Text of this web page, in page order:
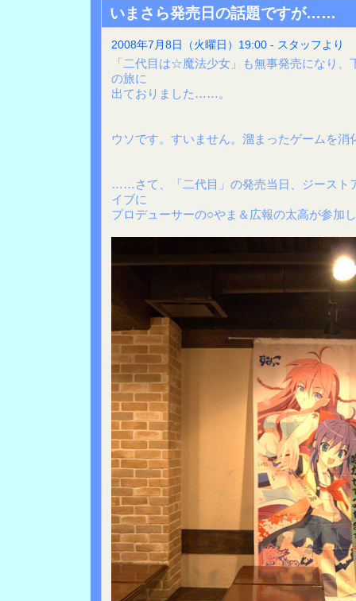
いまさら発売日の話題ですが……
2008年7月8日（火曜日）19:00 - スタッフより
「二代目は☆魔法少女」も無事発売になり、
の旅に
出ておりました……。
ウソです。すいません。溜まったゲームを消
……さて、「二代目」の発売当日、ジースト
イブに
プロデューサーの○やま＆広報の太高が参加